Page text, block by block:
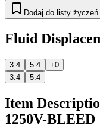
Dodaj do listy życzeń
Fluid
3.4 5.4
+0
3.4
5.4
Item
1250V-BLEED